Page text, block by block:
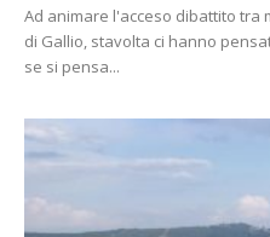
Ad animare l'acceso dibattito tra
di Gallio, stavolta ci hanno
se si pensa...